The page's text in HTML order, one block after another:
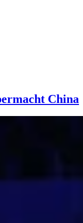
China